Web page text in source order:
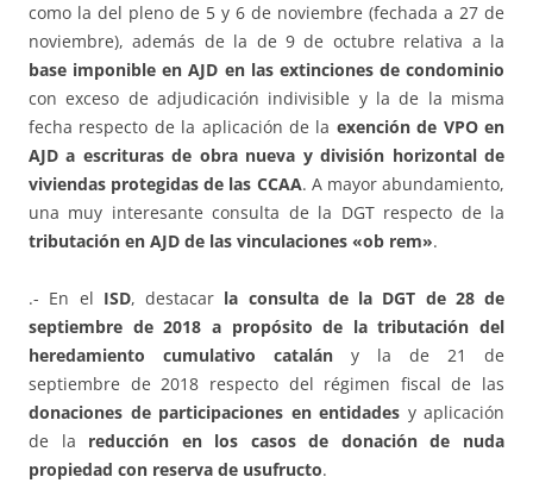
como la del pleno de 5 y 6 de noviembre (fechada a 27 de
noviembre), además de la de 9 de octubre relativa a la
base imponible en AJD en las extinciones de condominio
con exceso de adjudicación indivisible y la de la misma
fecha respecto de la aplicación de la exención de VPO en
AJD a escrituras de obra nueva y división horizontal de
viviendas protegidas de las CCAA. A mayor abundamiento,
una muy interesante consulta de la DGT respecto de la
tributación en AJD de las vinculaciones «ob rem».
.- En el ISD, destacar la consulta de la DGT de 28 de
septiembre de 2018 a propósito de la tributación del
heredamiento cumulativo catalán y la de 21 de
septiembre de 2018 respecto del régimen fiscal de las
donaciones de participaciones en entidades y aplicación
de la reducción en los casos de donación de nuda
propiedad con reserva de usufructo.